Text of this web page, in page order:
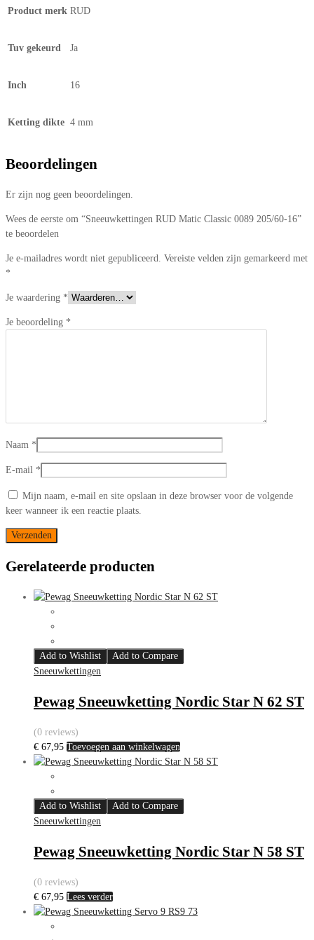
Product merk RUD
Tuv gekeurd Ja
Inch 16
Ketting dikte 4 mm
Beoordelingen
Er zijn nog geen beoordelingen.
Wees de eerste om “Sneeuwkettingen RUD Matic Classic 0089 205/60-16”
te beoordelen
Je e-mailadres wordt niet gepubliceerd. Vereiste velden zijn gemarkeerd met
*
Je waardering *
Je beoordeling *
Naam *
E-mail *
Mijn naam, e-mail en site opslaan in deze browser voor de volgende
keer wanneer ik een reactie plaats.
Gerelateerde producten
Add to Wishlist
Add to Compare
Sneeuwkettingen
Pewag Sneeuwketting Nordic Star N 62 ST
(0 reviews)
€ 67,95 Toevoegen aan winkelwagen
Add to Wishlist
Add to Compare
Sneeuwkettingen
Pewag Sneeuwketting Nordic Star N 58 ST
(0 reviews)
€ 67,95 Lees verder